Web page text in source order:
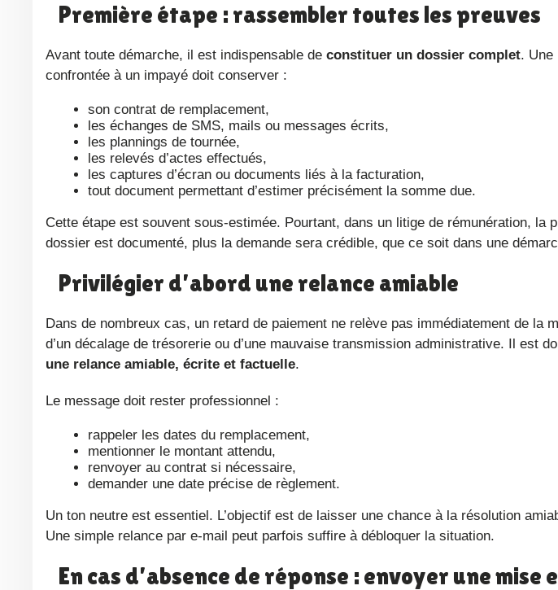
Première étape : rassembler toutes les preuves
Avant toute démarche, il est indispensable de constituer un dossier complet. Une
confrontée à un impayé doit conserver :
son contrat de remplacement,
les échanges de SMS, mails ou messages écrits,
les plannings de tournée,
les relevés d’actes effectués,
les captures d’écran ou documents liés à la facturation,
tout document permettant d’estimer précisément la somme due.
Cette étape est souvent sous-estimée. Pourtant, dans un litige de rémunération, la preuve fait la différence. Plus le
dossier est documenté, plus la demande sera crédible, que ce soit dans une
Privilégier d’abord une relance amiable
Dans de nombreux cas, un retard de paiement ne relève pas immédiatement de la mauvaise foi. Il peut s’agir d’un oubli,
d’un décalage de trésorerie ou d’une mauvaise transmission administrative. Il est
une relance amiable, écrite et factuelle.
Le message doit rester professionnel :
rappeler les dates du remplacement,
mentionner le montant attendu,
renvoyer au contrat si nécessaire,
demander une date précise de règlement.
Un ton neutre est essentiel. L’objectif est de laisser une chance à la résolution amiable tout en créant une trace écrite.
Une simple relance par e-mail peut parfois suffire à débloquer la situation.
En cas d’absence de réponse : envoyer une mise